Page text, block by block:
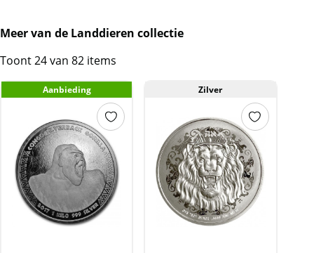
Meer van de Landdieren collectie
Toont 24 van 82 items
Aanbieding Zilver